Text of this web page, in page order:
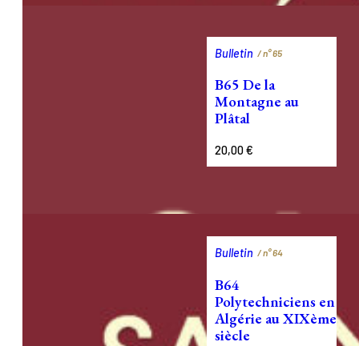
Bulletin / n°65
B65 De la
Montagne au
Plâtal
20,00€
Bulletin / n°64
B64
Polytechniciens en
Algérie au XIXème
siècle